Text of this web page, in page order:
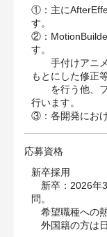
①：主に
す。
②：
す。
手付けアニメ
もとにした修正
を行う他、フ
行います。
③：各開発にお
応募資格
新卒採用
新卒：2026年
問。
希望職種への
外国籍の方は